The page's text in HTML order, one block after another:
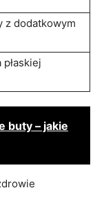
z dodatkowym
płaskiej
buty – jakie